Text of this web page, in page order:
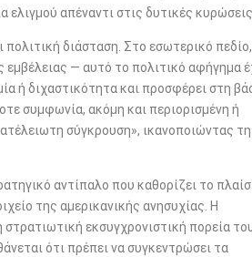
απέναντι στις δυτικές κυρώσεις.
πολιτική διάσταση. Στο εσωτερικό
— αυτό το πολιτικό αφήγημα
ή διχαστικότητα και προσφέρει στη
συμφωνία, ακόμη και περιορισμένη ή
σύγκρουση», ικανοποιώντας τη
αντίπαλο που καθορίζει το
της αμερικανικής ανησυχίας. Η
στρατιωτική εκσυγχρονιστική πορεία
ότι πρέπει να συγκεντρώσει τα